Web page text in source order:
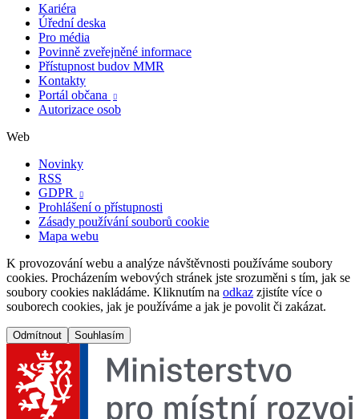
Kariéra
Úřední deska
Pro média
Povinně zveřejněné informace
Přístupnost budov MMR
Kontakty
Portál občana

Autorizace osob
Web
Novinky
RSS
GDPR

Prohlášení o přístupnosti
Zásady používání souborů cookie
Mapa webu
K provozování webu a analýze návštěvnosti používáme soubory
cookies. Procházením webových stránek jste srozuměni s tím, jak se
soubory cookies nakládáme. Kliknutím na odkaz zjistíte více o
souborech cookies, jak je používáme a jak je povolit či zakázat.
Odmítnout Souhlasím